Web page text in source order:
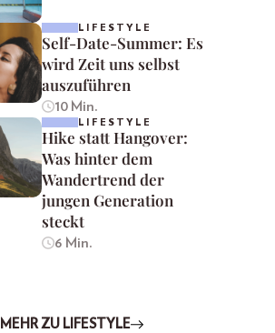
LIFESTYLE
Self-Date-Summer: Es
wird Zeit uns selbst
auszuführen
10 Min.
LIFESTYLE
Hike statt Hangover:
Was hinter dem
Wandertrend der
jungen Generation
steckt
6 Min.
MEHR ZU LIFESTYLE